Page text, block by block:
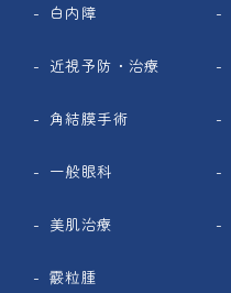
白内障
近視予防・治療
角結膜手術
一般眼科
美肌治療
霰粒腫